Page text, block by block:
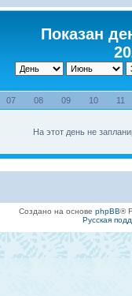
Показан
07 08 09 10 11
На этот день не
Создано на основе phpBB®
Русская